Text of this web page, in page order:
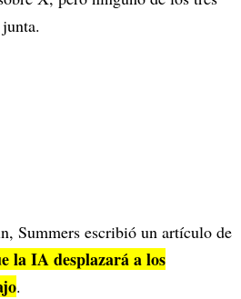
Summers escribió un artículo de
la IA desplazará a los
.